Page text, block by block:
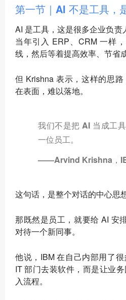
第一节｜AI 不是工具，
AI 是工具，这是很多企业负
当年引入 ERP、CRM 一样
线，然后等着提高效率、节省成
但 Krishna 表示，这样的思
在表面，难以落地。
我们不是把 AI 当成工
一位员工。
——Arvind Krishna，
这句话，是整个对话的中心思想
那既然是员工，就要给 AI 安
对待一个新同事。
他说，IBM 在自己内部用了
IT 部门去装软件，而是让业
入流程。